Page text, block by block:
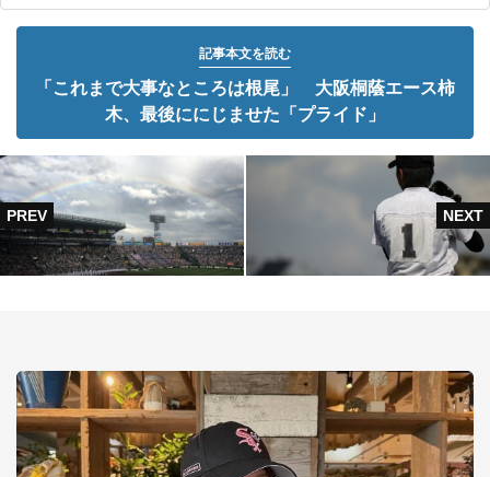
記事本文を読む
「これまで大事なところは根尾」 大阪桐蔭エース柿
木、最後ににじませた「プライド」